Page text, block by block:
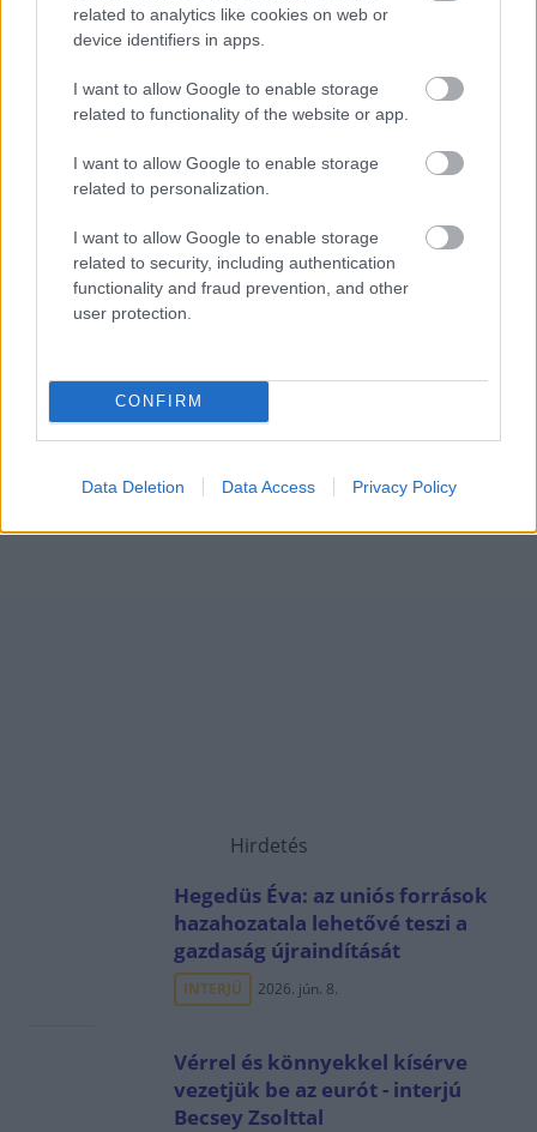
related to analytics like cookies on web or
device identifiers in apps.
I want to allow Google to enable storage
related to functionality of the website or app.
I want to allow Google to enable storage
related to personalization.
I want to allow Google to enable storage
related to security, including authentication
functionality and fraud prevention, and other
user protection.
CONFIRM
Data Deletion Data Access Privacy Policy
NÉPSZERŰ
Hirdetés
Hegedüs Éva: az uniós források
hazahozatala lehetővé teszi a
gazdaság újraindítását
INTERJÚ 2026. jún. 8.
Vérrel és könnyekkel kísérve
vezetjük be az eurót - interjú
Becsey Zsolttal